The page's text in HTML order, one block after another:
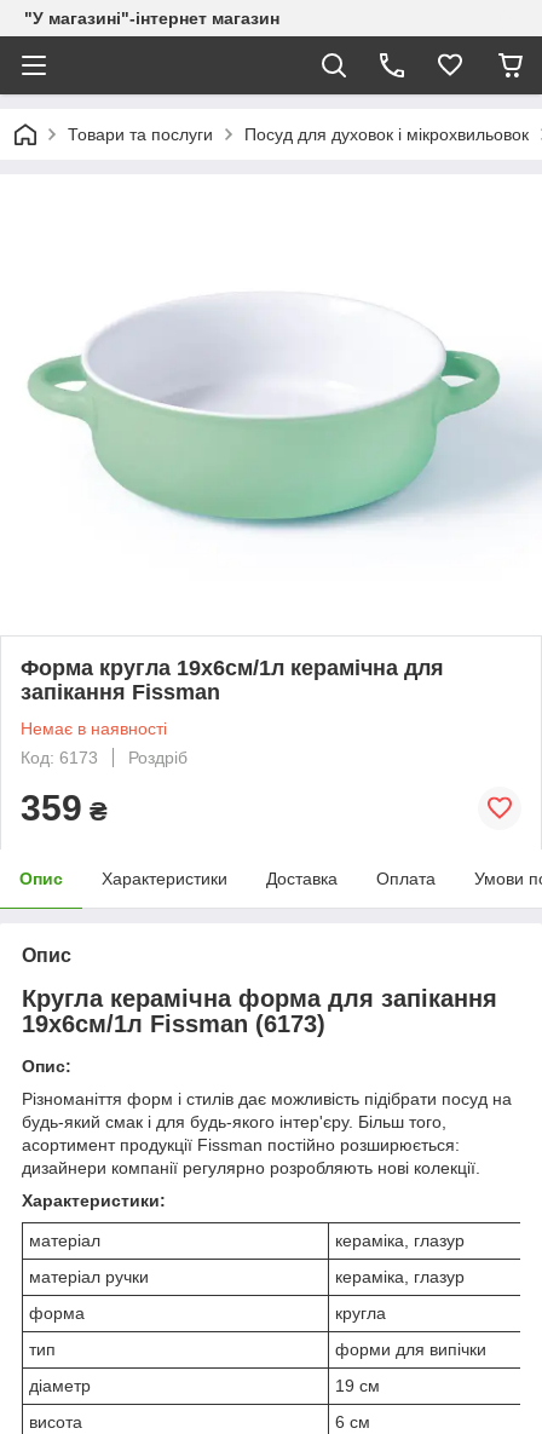
"У магазині"-інтернет магазин
Товари та послуги Посуд для духовок і мікрохвильовок
Форма кругла 19х6см/1л керамічна для
запікання Fissman
Немає в наявності
Код: 6173
Роздріб
359 ₴
Опис Характеристики Доставка Оплата Умови
Опис
Кругла керамічна форма для запікання
19х6см/1л Fissman (6173)
Опис:
Різноманіття форм і стилів дає можливість підібрати посуд на
будь-який смак і для будь-якого інтер'єру. Більш того,
асортимент продукції Fissman постійно розширюється:
дизайнери компанії регулярно розробляють нові колекції.
Характеристики:
матеріал
кераміка, глазур
матеріал ручки
кераміка, глазур
форма
кругла
тип
форми для випічки
діаметр
19 см
висота
6 см